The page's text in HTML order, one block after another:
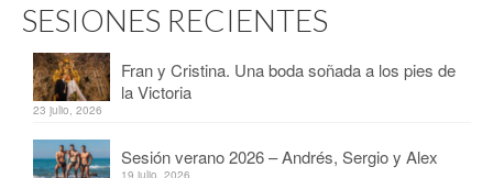
SESIONES RECIENTES
Fran y Cristina. Una boda soñada a los pies de
la Victoria
23 julio, 2026
Sesión verano 2026 – Andrés, Sergio y Alex
19 julio, 2026